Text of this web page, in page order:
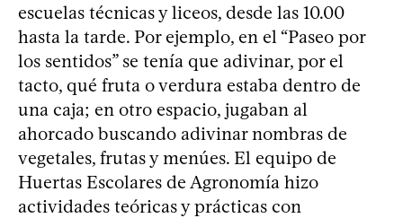
escuelas técnicas y liceos, desde las 10.00
hasta la tarde. Por ejemplo, en el “Paseo por
los sentidos” se tenía que adivinar, por el
tacto, qué fruta o verdura estaba dentro de
una caja; en otro espacio, jugaban al
ahorcado buscando adivinar nombras de
vegetales, frutas y menúes. El equipo de
Huertas Escolares de Agronomía hizo
actividades teóricas y prácticas con